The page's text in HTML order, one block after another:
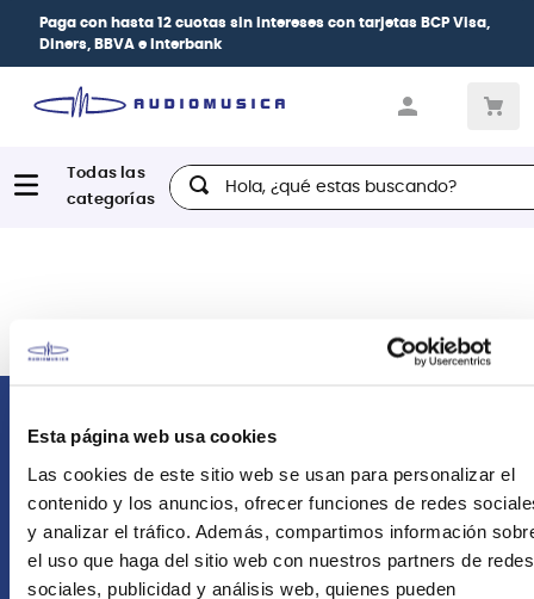
Esta página web usa cookies
Las cookies de este sitio web se usan para personalizar el
contenido y los anuncios, ofrecer funciones de redes
y analizar el tráfico. Además, compartimos información
el uso que haga del sitio web con nuestros partners de redes
sociales, publicidad y análisis web, quienes pueden
Paga con hasta 12 cuotas sin intereses con tarjetas BCP Visa,
Diners, BBVA e Interbank
Hola, ¿qué estas buscando?
Comunícate con nosotros
Atención Postventa
+51 958418476
Asesoría Online
+51 977624112